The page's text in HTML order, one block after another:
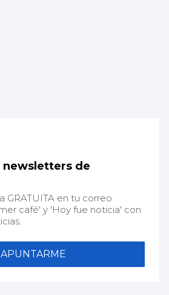
newsletters de
GRATUITA en tu correo
café' y 'Hoy fue noticia' con
APUNTARME